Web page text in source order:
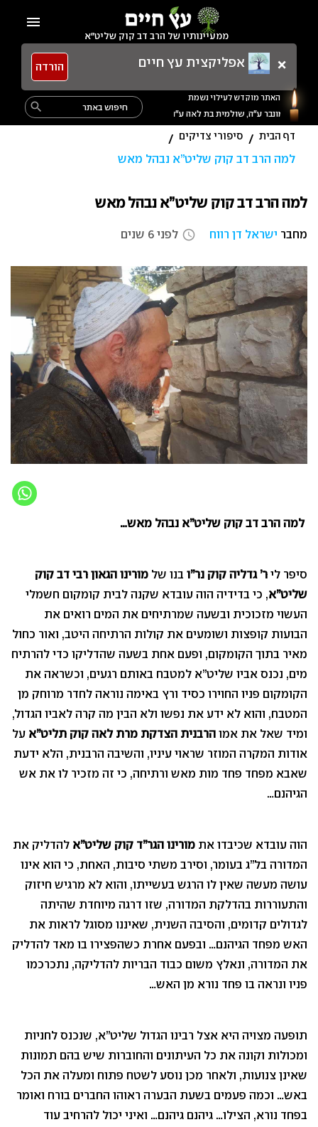
content
ממעיינותיו של הרב דב קוק שליט"א
menu
× אפליקצית עץ חיים הורדה
Search
for:
search
האתר מוקדש לעילוי נשמת
דף הבית / סיפורי צדיקים /
למה הרב דב קוק שליט”א נבהל מאש
למה הרב דב קוק שליט”א נבהל מאש
מחבר ישראל דן רווח access_time לפני 6 שנים
למה הרב דב קוק שליט”א נבהל מאש…
סיפר לי ר’ גדליה קוק נר”ו בנו של מורינו הגאון רבי דב קוק
שליט”א, כי בדידיה הוה עובדא שקנה לבית קומקום חשמלי
העשוי מזכוכית ובשעה שמרתיחים את המים רואים את
הבועות קופצות ושומעים את קולות הרתיחה היטב, ואור כחול
מאיר בתוך הקומקום, ופעם אחת בשעה שהדליקו כדי להרתיח
מים, נכנס אביו שליט”א למטבח באותם רגעים, וכשראה את
הקומקום פניו החוירו כסיד ורץ באימה נוראה לחדר מרוחק מן
המטבח, והוא לא ידע את נפשו ולא הבין מה קרה לאביו הגדול,
ומיד שאל את אמו הרבנית הצדקת מרת לאה קוק תליט”א על
אודות המקרה המוזר שראוי עיניו, והשיבה הרבנית, הלא ידעת
שאבא מפחד פחד מות מאש ורתיחה, כי זה מזכיר לו את אש
הגיהנם…
הוה עובדא שכיבדו את מורינו הגר”ד קוק שליט”א להדליק את
המדורה בל”ג בעומר, וסירב משתי סיבות, האחת, כי הוא אינו
עושה מעשה שאין לו הרגש בעשייתו, והוא לא מרגיש חיזוק
והתעוררות בהדלקת המדורה, שזו דרגה מיוחדת שהיתה
לגדולים קדומים, והסיבה השנית, שאיננו מסוגל לראות את
האש מפחד הגיהנם… ובפעם אחרת כשהפצירו בו מאד להדליק
את המדורה, ונאלץ משום כבוד הבריות להדליקה, נתכרכמו
פניו ונראה בו פחד נורא מן האש…
תופעה מצויה היא אצל רבינו הגדול שליט”א, שנכנס לחניות
ומכולות וקונה את כל העיתונים והחוברות שיש בהם תמונות
שאינן צנועות, ולאחר מכן נוסע לשטח פתוח ומעלה את הכל
באש… וכמה פעמים בשעת הבערה ראוהו החברים בורח ואומר
בפחד נורא, הצילו… גיהנם גיהנם… ואיני יכול להרחיב עוד